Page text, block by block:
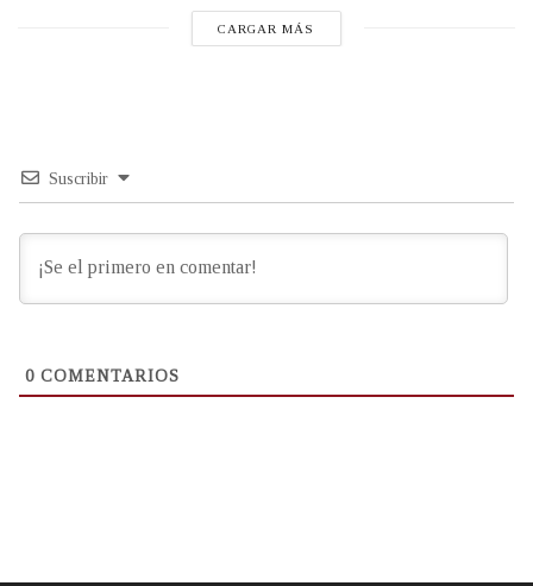
CARGAR MÁS
Suscribir
0 COMENTARIOS